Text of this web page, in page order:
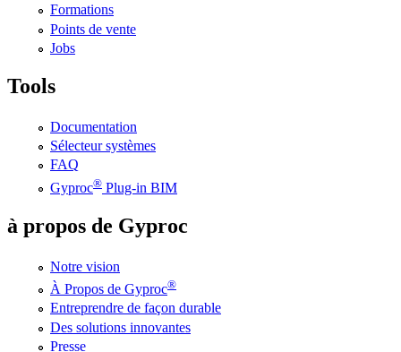
Formations
Points de vente
Jobs
Tools
Documentation
Sélecteur systèmes
FAQ
Gyproc® Plug-in BIM
à propos de Gyproc
Notre vision
À Propos de Gyproc®
Entreprendre de façon durable
Des solutions innovantes
Presse